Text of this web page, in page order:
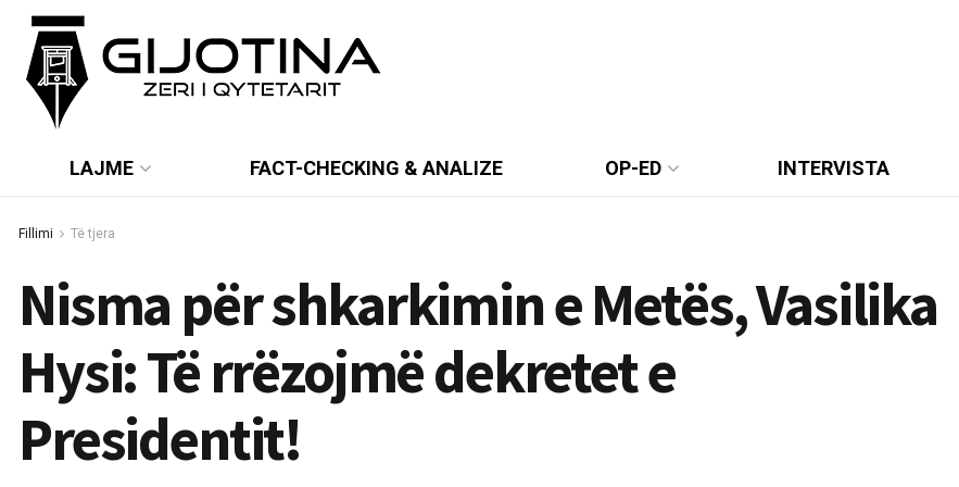
LAJME FACT-CHECKING & ANALIZE OP-ED INTERVISTA
Fillimi Të tjera
Nisma për shkarkimin e Metës, Vasilika
Hysi: Të rrëzojmë dekretet e
Presidentit!